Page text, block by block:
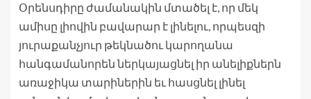
Օրենսդիրը ժամանակին մտածել է, որ մեկ
ամիսը լիովին բավարար է լինելու, որպեսզի
յուրաքանչյուր թեկնածու կարողանա
հանգամանորեն ներկայացնել իր անելիքներն
առաջիկա տարիներին եւ հասցնել լինել